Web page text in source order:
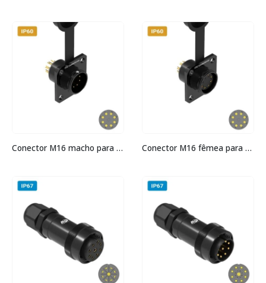
Conector M16 macho para painel quadrada IP60 3 amperes Conector M16 fêmea para painel quadrada IP60 3 amperes